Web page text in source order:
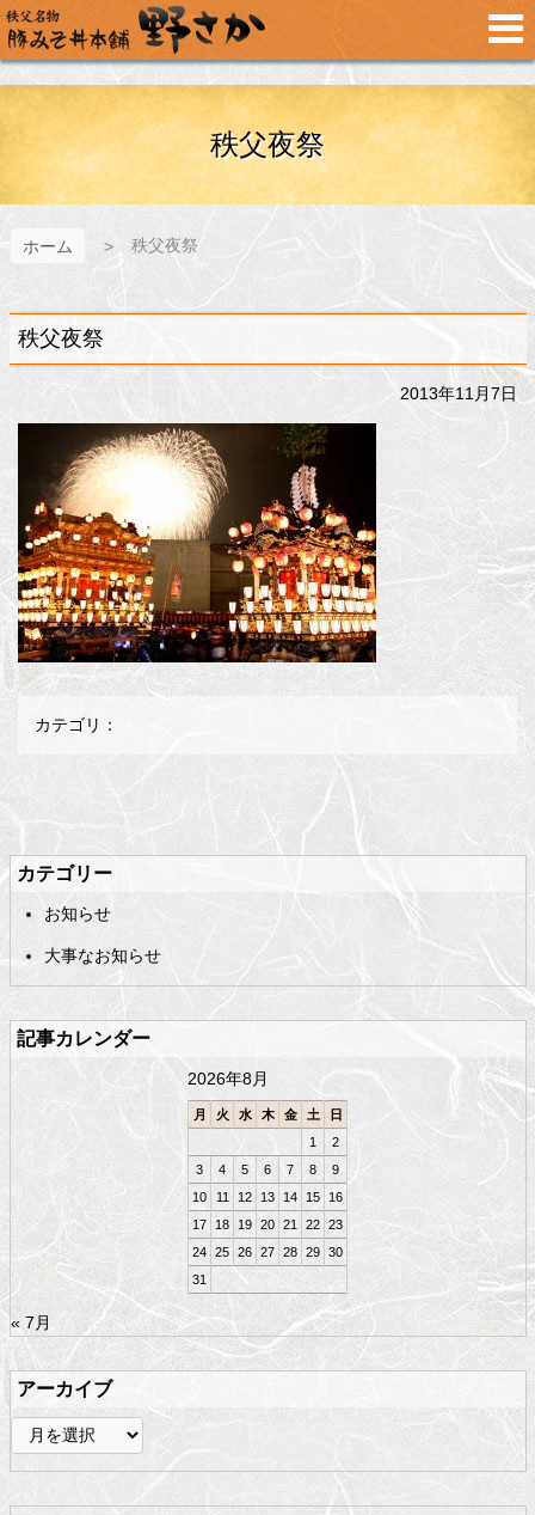
メ
イ
ン
コ
プ
秩父夜祭
ホーム 秩父夜祭
秩父夜祭
2013年11月7日
カテゴリ：
ン
ン
ツ
の
先
ジ
へ
戻
る
カテゴリー
お知らせ
大事なお知らせ
記事カレンダー
2026年8月
月 火 水 木 金 土
日
1
2
3
4 5 6 7 8
9
10
11 12 13 14 15
16
17
18 19 20 21 22 23
24 25 26 27 28 29 30
31
« 7月
アーカイブ
ア
ー
カ
イ